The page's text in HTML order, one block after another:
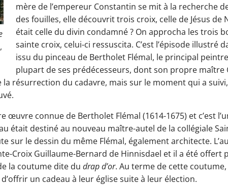
mère de l’empereur Constantin se mit à la recherche
des fouilles, elle découvrit trois croix, celle de Jésus
était celle du divin condamné ? On approcha les trois
sainte croix, celui-ci ressuscita. C’est l’épisode illustré
issu du pinceau de Bertholet Flémal, le principal
plupart de ses prédécesseurs, dont son propre maître
la résurrection du cadavre, mais sur le moment qui a
œuvre connue de Bertholet Flémal (1614-1675) et c’est
était destiné au nouveau maître-autel de la collégiale
sur le dessin du même Flémal, également architecte.
Croix Guillaume-Bernard de Hinnisdael et il a été offert
la coutume dite du drap d’or. Au terme de cette coutume,
un cadeau à leur église suite à leur élection.